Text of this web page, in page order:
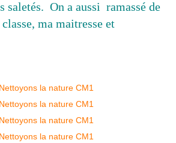
saletés. On a aussi ramassé de
ma maitresse et